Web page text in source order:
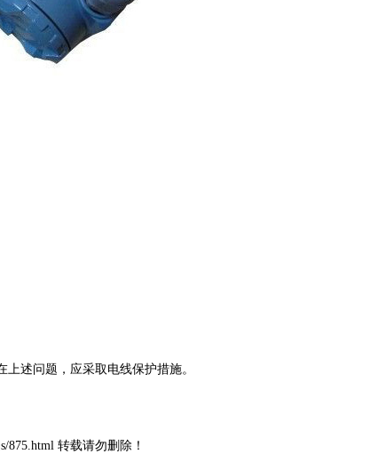
述问题，应采取电线保护措施。
875.html 转载请勿删除！